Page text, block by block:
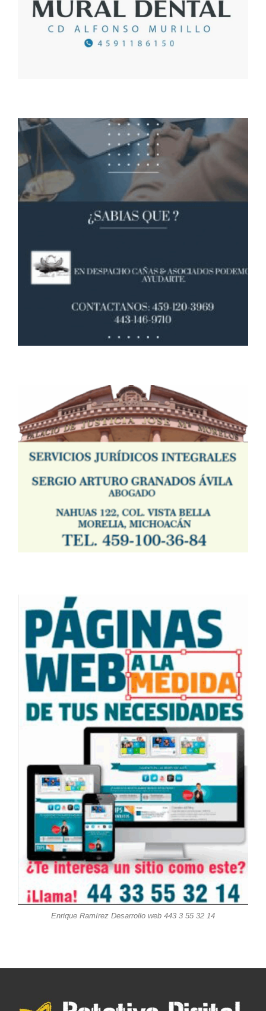
Enrique Ramírez Desarrollo web 443 3 55 32 14